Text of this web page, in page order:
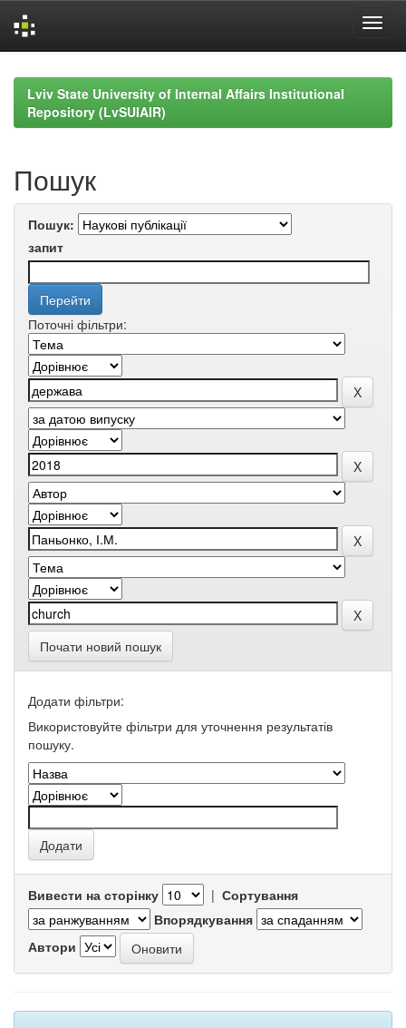
navigationLviv State University of Internal Affairs Institutional
Repository (LvSUIAIR)
Пошук
Пошук:
запит
Поточні фільтри:
Почати новий пошук
Додати фільтри:
Використовуйте фільтри для уточнення результатів
пошуку.
Вивести на сторінку | Сортування
Впорядкування
Автори